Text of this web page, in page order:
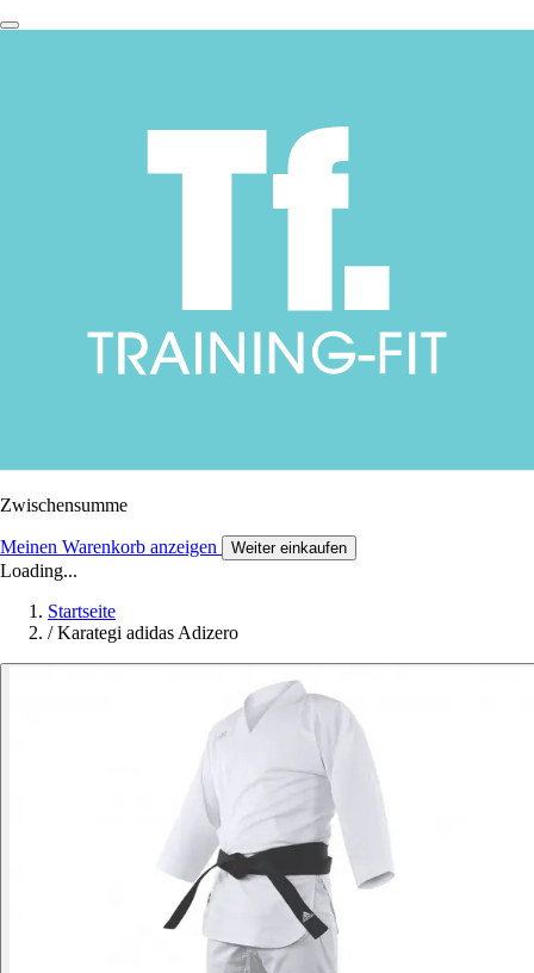
Zwischensumme
Meinen Warenkorb anzeigen Weiter einkaufen
Loading...
Startseite
/ Karategi adidas Adizero